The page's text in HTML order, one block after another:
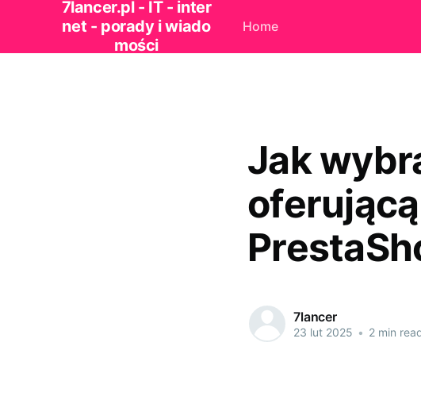
7lancer.pl - IT - inter
net - porady i wiado
mości
Home
Jak
7lancer
23 lut 2025 • 2 min